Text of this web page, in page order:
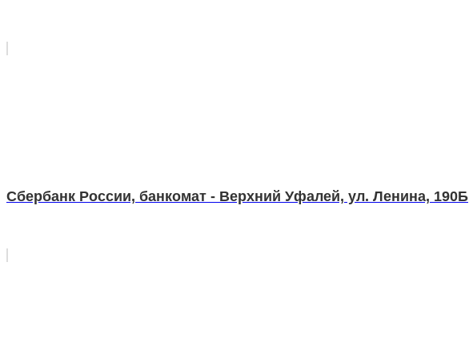
Сбербанк России, банкомат - Верхний Уфалей, ул. Ленина, 190Б